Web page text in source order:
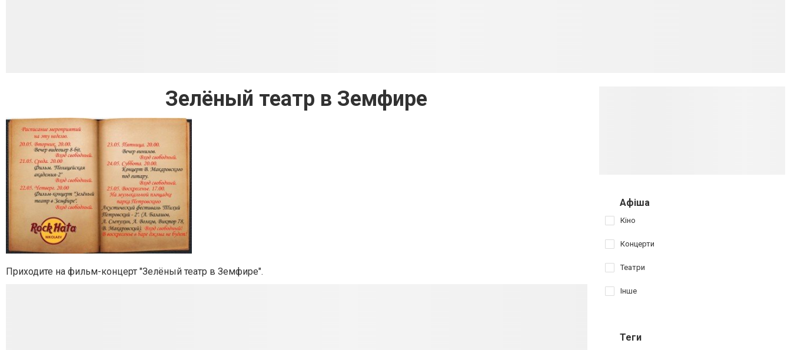
Зелёный театр в Земфире
Приходите на фильм-концерт "Зелёный театр в Земфире".
Афіша
Кіно
Концерти
Театри
Інше
Теги